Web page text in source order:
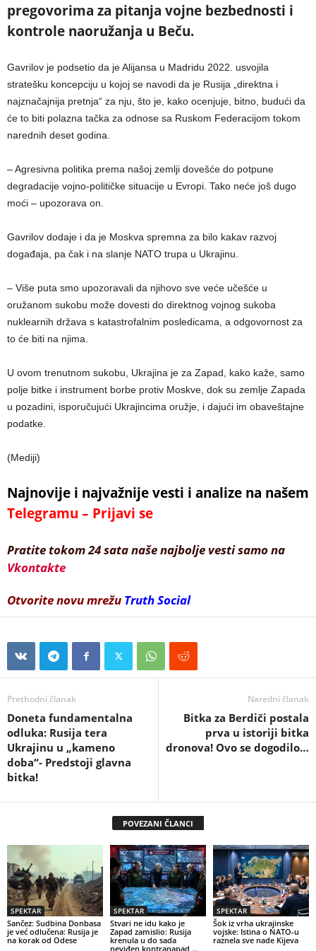
pregovorima za pitanja vojne bezbednosti i
kontrole naoružanja u Beču.
Gavrilov je podsetio da je Alijansa u Madridu 2022. usvojila
stratešku koncepciju u kojoj se navodi da je Rusija „direktna i
najznačajnija pretnja“ za nju, što je, kako ocenjuje, bitno, budući da
će to biti polazna tačka za odnose sa Ruskom Federacijom tokom
narednih deset godina.
– Agresivna politika prema našoj zemlji dovešće do potpune
degradacije vojno-političke situacije u Evropi. Tako neće još dugo
moći – upozorava on.
Gavrilov dodaje i da je Moskva spremna za bilo kakav razvoj
događaja, pa čak i na slanje NATO trupa u Ukrajinu.
– Više puta smo upozoravali da njihovo sve veće učešće u
oružanom sukobu može dovesti do direktnog vojnog sukoba
nuklearnih država s katastrofalnim posledicama, a odgovornost za
to će biti na njima.
U ovom trenutnom sukobu, Ukrajina je za Zapad, kako kaže, samo
polje bitke i instrument borbe protiv Moskve, dok su zemlje Zapada
u pozadini, isporučujući Ukrajincima oružje, i dajući im obaveštajne
podatke.
(Mediji)
Najnovije i najvažnije vesti i analize na našem
Telegramu – Prijavi se
Pratite tokom 24 sata naše najbolje vesti samo na
Vkontakte
Otvorite novu mrežu Truth Social
Prethodni članak
Doneta fundamentalna
odluka: Rusija tera
Ukrajinu u „kameno
doba“- Predstoji glavna
bitka!
Naredni članak
Bitka za Berdiči postala
prva u istoriji bitka
dronova! Ovo se dogodilo…
POVEZANI ČLANCI
SPEKTAR
Sančez: Sudbina Donbasa
je već odlučena: Rusija je
na korak od Odese
SPEKTAR
Stvari ne idu kako je
Zapad zamislio: Rusija
krenula u do sada
neviđen kontranapad …
SPEKTAR
Šok iz vrha ukrajinske
vojske: Istina o NATO-u
raznela sve nade Kijeva